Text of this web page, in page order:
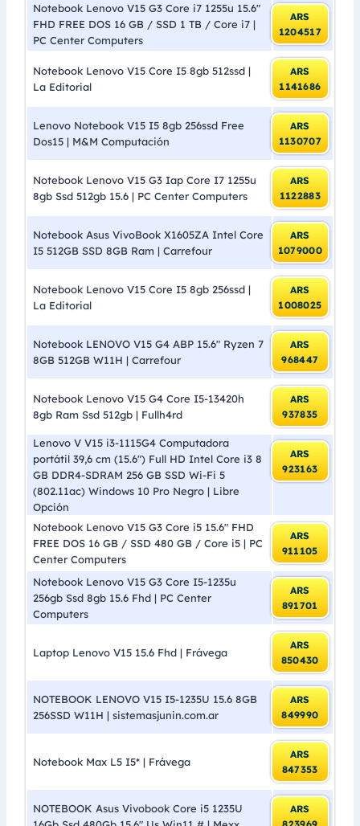
Notebook Lenovo V15 G3 Core i7 1255u 15.6″
FHD FREE DOS 16 GB / SSD 1 TB / Core i7 |
PC Center Computers
ARS
1204517
Notebook Lenovo V15 Core I5 8gb 512ssd |
La Editorial
ARS
1141686
Lenovo Notebook V15 I5 8gb 256ssd Free
Dos15 | M&M Computación
ARS
1130707
Notebook Lenovo V15 G3 Iap Core I7 1255u
8gb Ssd 512gb 15.6 | PC Center Computers
ARS
1122883
Notebook Asus VivoBook X1605ZA Intel Core
I5 512GB SSD 8GB Ram | Carrefour
ARS
1079000
Notebook Lenovo V15 Core I5 8gb 256ssd |
La Editorial
ARS
1008025
Notebook LENOVO V15 G4 ABP 15.6″ Ryzen 7
8GB 512GB W11H | Carrefour
ARS
968447
Notebook Lenovo V15 G4 Core I5-13420h
8gb Ram Ssd 512gb | Fullh4rd
ARS
937835
Lenovo V V15 i3-1115G4 Computadora
portátil 39,6 cm (15.6″) Full HD Intel Core i3 8
GB DDR4-SDRAM 256 GB SSD Wi-Fi 5
(802.11ac) Windows 10 Pro Negro | Libre
Opción
ARS
923163
Notebook Lenovo V15 G3 Core i5 15.6″ FHD
FREE DOS 16 GB / SSD 480 GB / Core i5 | PC
Center Computers
ARS
911105
Notebook Lenovo V15 G3 Core I5-1235u
256gb Ssd 8gb 15.6 Fhd | PC Center
Computers
ARS
891701
Laptop Lenovo V15 15.6 Fhd | Frávega
ARS
850430
NOTEBOOK LENOVO V15 I5-1235U 15.6 8GB
256SSD W11H | sistemasjunin.com.ar
ARS
849990
Notebook Max L5 I5* | Frávega
ARS
847353
NOTEBOOK Asus Vivobook Core i5 1235U
ARS